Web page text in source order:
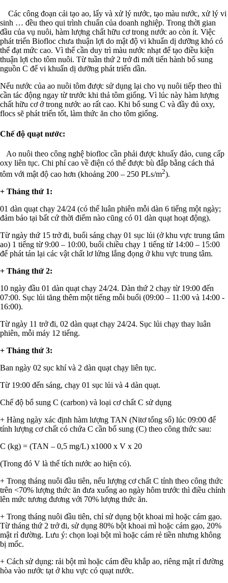
Các công đoạn cải tạo ao, lấy và xử lý nước, tạo màu nước, xử lý vi
sinh … đều theo qui trình chuẩn của doanh nghiệp. Trong thời gian
đầu của vụ nuôi, hàm lượng chất hữu cơ trong nước ao còn ít. Việc
phát triển Biofloc chưa thuận lợi do mật độ vi khuẩn dị dưỡng khó có
thể đạt mức cao. Vì thế cần duy trì màu nước nhạt để tạo điều kiện
thuận lợi cho tôm nuôi. Từ tuần thứ 2 trở đi mới tiến hành bổ sung
nguồn C để vi khuẩn dị dưỡng phát triển dần.
Nếu nước của ao nuôi tôm được sử dụng lại cho vụ nuôi tiếp theo thì
cần tác động ngay từ trước khi thả tôm giống. Vì lúc này hàm lượng
chất hữu cơ ở trong nước ao rất cao. Khi bổ sung C và đầy đủ oxy,
flocs sẽ phát triển tốt, làm thức ăn cho tôm giống.
Chế độ quạt nước:
Ao nuôi theo công nghệ biofloc cần phải được khuấy đảo, cung cấp
oxy liên tục. Chi phí cao về điện có thể được bù đắp bằng cách thả
tôm với mật độ cao hơn (khoảng 200 – 250 PLs/m2).
+ Tháng thứ 1:
01 dàn quạt chạy 24/24 (có thể luân phiên mỗi dàn 6 tiếng một ngày;
đảm bảo tại bất cứ thời điểm nào cũng có 01 dàn quạt hoạt động).
Từ ngày thứ 15 trở đi, buổi sáng chạy 01 sục lủi (ở khu vực trung tâm
ao) 1 tiếng từ 9:00 – 10:00, buổi chiều chạy 1 tiếng từ 14:00 – 15:00
để phát tán lại các vật chất lơ lửng lắng đọng ở khu vực trung tâm.
+ Tháng thứ 2:
10 ngày đầu 01 dàn quạt chạy 24/24. Dàn thứ 2 chạy từ 19:00 đến
07:00. Sục lủi tăng thêm một tiếng mỗi buổi (09:00 – 11:00 và 14:00 -
16:00).
Từ ngày 11 trở đi, 02 dàn quạt chạy 24/24. Sục lủi chạy thay luân
phiên, mỗi máy 12 tiếng.
+ Tháng thứ 3:
Ban ngày 02 sục khí và 2 dàn quạt chạy liên tục.
Từ 19:00 đến sáng, chạy 01 sục lủi và 4 dàn quạt.
Chế độ bổ sung C (carbon) và loại cơ chất C sử dụng
+ Hàng ngày xác định hàm lượng TAN (Nitơ tổng số) lúc 09:00 để
tính lượng cơ chất có chứa C cần bổ sung (C) theo công thức sau:
C (kg) = (TAN – 0,5 mg/L) x1000 x V x 20
(Trong đó V là thể tích nước ao hiện có).
+ Trong tháng nuôi đầu tiên, nếu lượng cơ chất C tính theo công thức
trên <70% lượng thức ăn đưa xuống ao ngày hôm trước thì điều chỉnh
lên mức tương đương với 70% lượng thức ăn.
+ Trong tháng nuôi đầu tiên, chỉ sử dụng bột khoai mì hoặc cám gạo.
Từ tháng thứ 2 trở đi, sử dụng 80% bột khoai mì hoặc cám gạo, 20%
mật rỉ đường. Lưu ý: chọn loại bột mì hoặc cám rẻ tiền nhưng không
bị mốc.
+ Cách sử dụng: rải bột mì hoặc cám đều khắp ao, riêng mật rỉ đường
hòa vào nước tạt ở khu vực có quạt nước.